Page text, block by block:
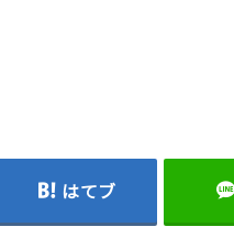
はてブ